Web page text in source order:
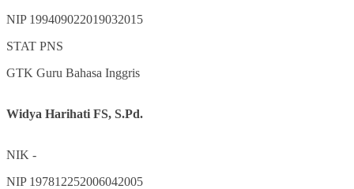
NIP 199409022019032015
STAT PNS
GTK Guru Bahasa Inggris
Widya Harihati FS, S.Pd.
NIK -
NIP 197812252006042005